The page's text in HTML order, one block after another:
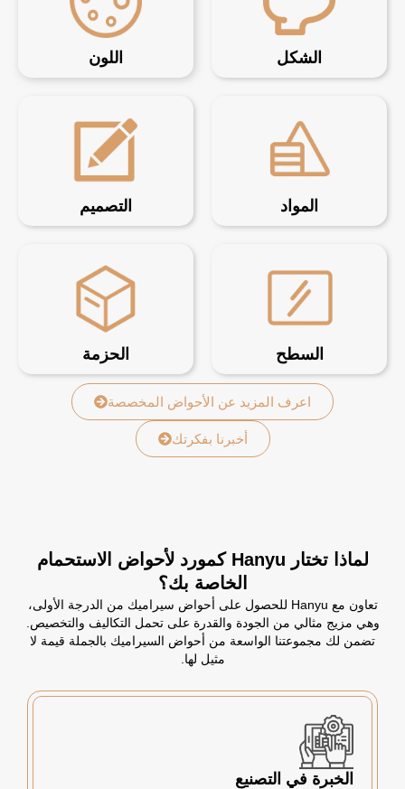
الشكل اللون
المواد التصميم
السطح الحزمة
اعرف المزيد عن الأحواض المخصصة
أخبرنا بفكرتك
لماذا تختار Hanyu كمورد لأحواض الاستحمام
الخاصة بك؟
تعاون مع Hanyu للحصول على أحواض سيراميك من الدرجة الأولى،
وهي مزيج مثالي من الجودة والقدرة على تحمل التكاليف والتخصيص.
تضمن لك مجموعتنا الواسعة من أحواض السيراميك بالجملة قيمة لا
مثيل لها.
الخبرة في التصنيع